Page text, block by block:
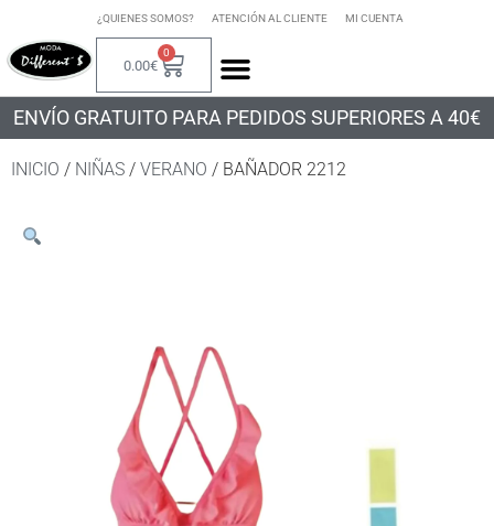
¿QUIENES SOMOS? ATENCIÓN AL CLIENTE MI CUENTA
0.00€
0
ENVÍO GRATUITO PARA PEDIDOS SUPERIORES A 40€
INICIO / NIÑAS / VERANO / BAÑADOR 2212